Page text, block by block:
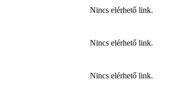
Nincs elérhető link.
Nincs elérhető link.
Nincs elérhető link.